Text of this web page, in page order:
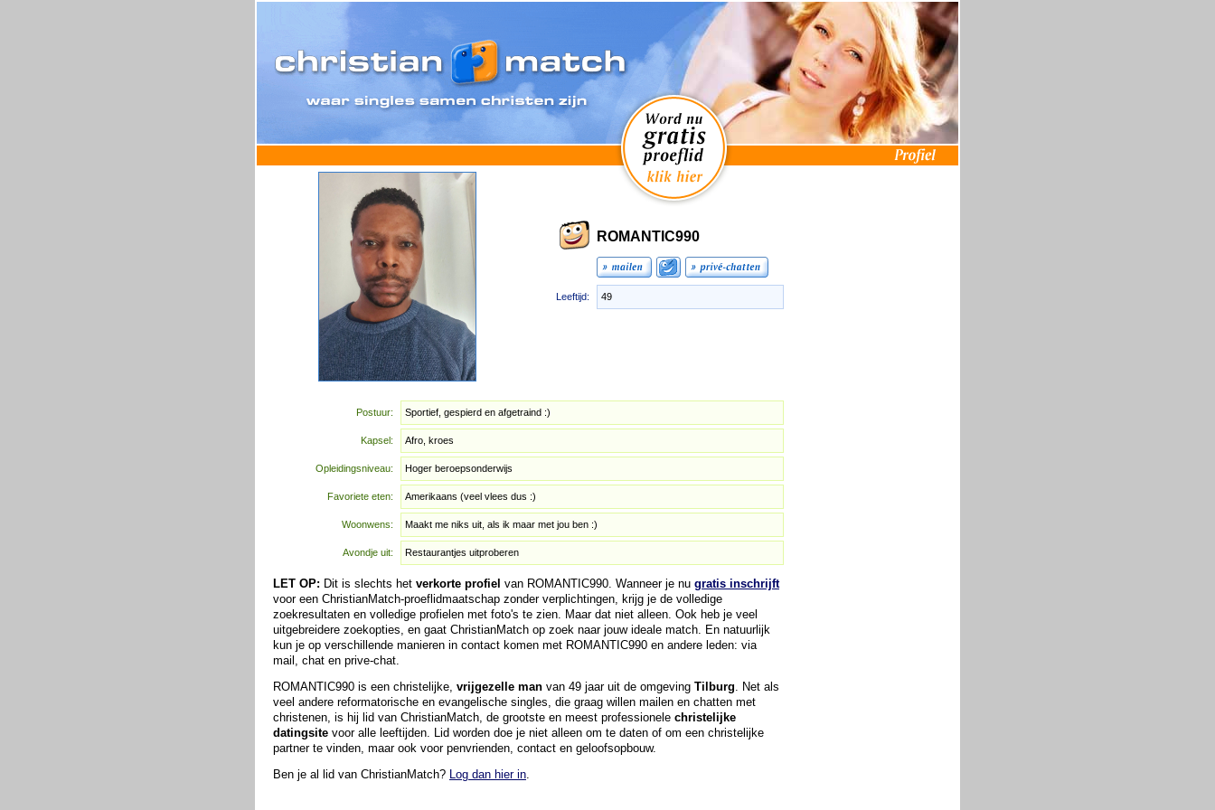
ROMANTIC990
Leeftijd: 49
Postuur: Sportief, gespierd en afgetraind :)
Kapsel: Afro, kroes
Opleidingsniveau: Hoger beroepsonderwijs
Favoriete eten: Amerikaans (veel vlees dus :)
Woonwens: Maakt me niks uit, als ik maar met jou ben :)
Avondje uit: Restaurantjes uitproberen
LET OP: Dit is slechts het verkorte profiel van ROMANTIC990. Wanneer je nu gratis inschrijft
voor een ChristianMatch-proeflidmaatschap zonder verplichtingen, krijg je de volledige
zoekresultaten en volledige profielen met foto's te zien. Maar dat niet alleen. Ook heb je veel
uitgebreidere zoekopties, en gaat ChristianMatch op zoek naar jouw ideale match. En natuurlijk
kun je op verschillende manieren in contact komen met ROMANTIC990 en andere leden: via
mail, chat en prive-chat.
ROMANTIC990 is een christelijke, vrijgezelle man van 49 jaar uit de omgeving Tilburg. Net als
veel andere reformatorische en evangelische singles, die graag willen mailen en chatten met
christenen, is hij lid van ChristianMatch, de grootste en meest professionele christelijke
datingsite voor alle leeftijden. Lid worden doe je niet alleen om te daten of om een christelijke
partner te vinden, maar ook voor penvrienden, contact en geloofsopbouw.
Ben je al lid van ChristianMatch? Log dan hier in.